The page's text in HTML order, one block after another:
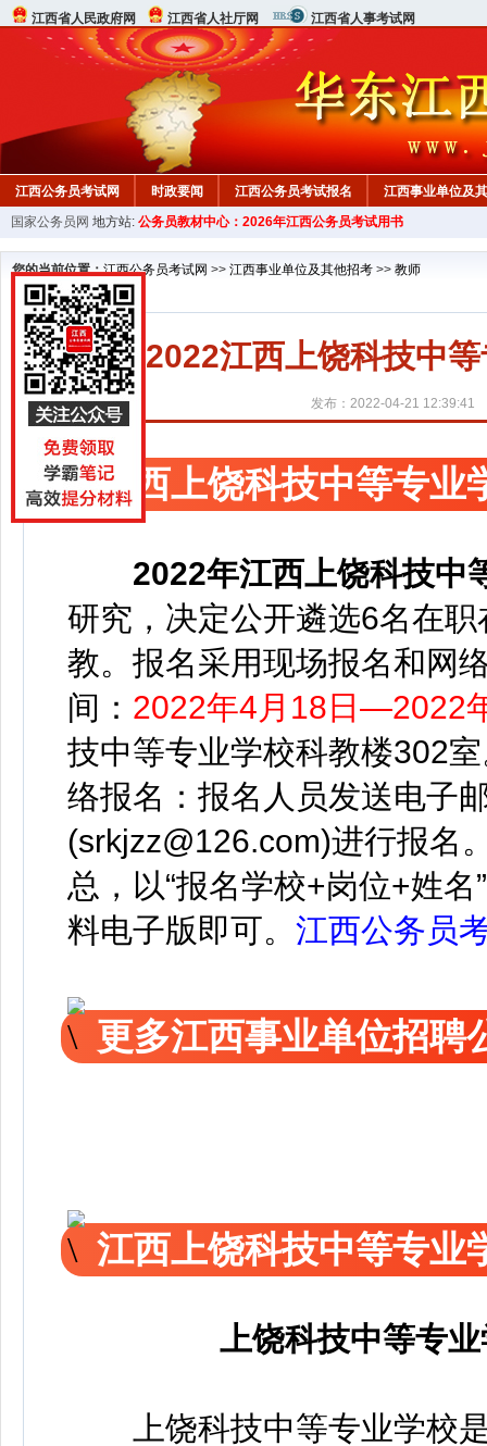
江西省人民政府网 江西省人社厅网 江西省人事考试网
江西公务员考试网 时政要闻 江西公务员考试报名 江西事业单位及
行测真题 在线咨询 教材中心
国家公务员网 地方站: 公务员教材中心：2026年江西公务员考试用书
您的当前位置：江西公务员考试网 >> 江西事业单位及其他招考 >> 教师
2022江西上饶科技中
发布：2022-04-21 12:39:41
江西上饶科技中等专业
2022年江西上饶科技中
研究，决定公开遴选6名在
教。 报名采用现场报名和网
间： 2022年4月18日—2022
技中等专业学校科教楼302
络报名：报名人员发送电子
(srkjzz@126.com)进行报名
总，以“报名学校+岗位+姓
料电子版即可。 江西公务员
更多江西事业单位招聘
江西上饶科技中等专业
上饶科技中等专
上饶科技中等专业学校是